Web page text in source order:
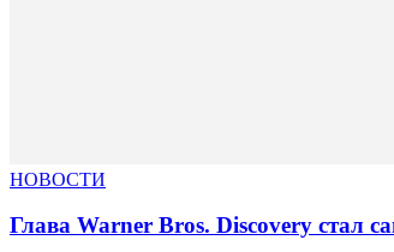
НОВОСТИ
Глава Warner Bros. Discovery стал